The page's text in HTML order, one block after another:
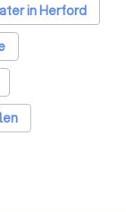
in Herford